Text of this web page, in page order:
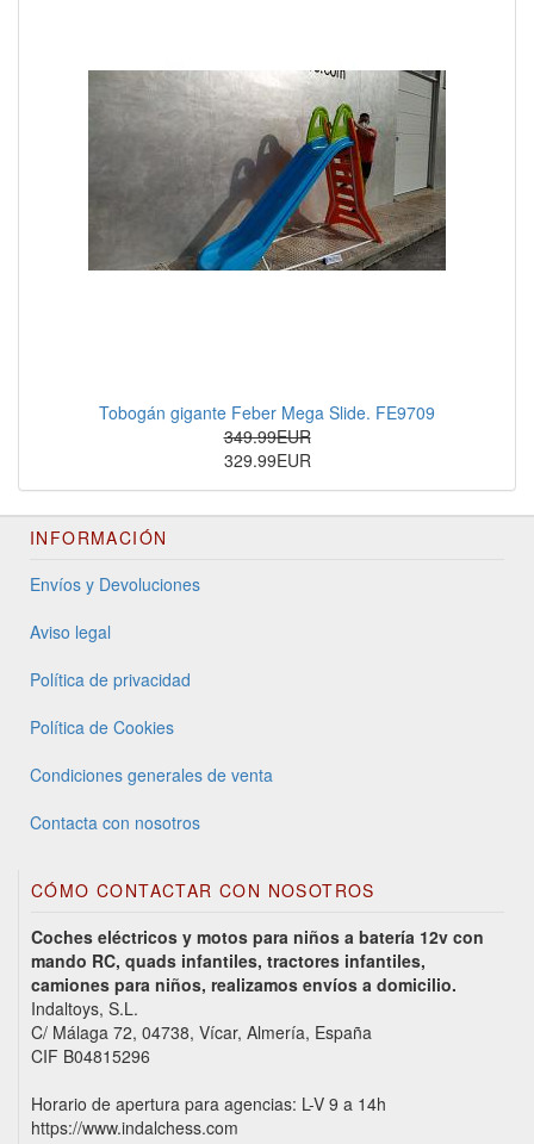
Tobogán gigante Feber Mega Slide. FE9709
349.99EUR
329.99EUR
INFORMACIÓN
Envíos y Devoluciones
Aviso legal
Política de privacidad
Política de Cookies
Condiciones generales de venta
Contacta con nosotros
CÓMO CONTACTAR CON NOSOTROS
Coches eléctricos y motos para niños a batería 12v con
mando RC, quads infantiles, tractores infantiles,
camiones para niños, realizamos envíos a domicilio.
Indaltoys, S.L.
C/ Málaga 72, 04738, Vícar, Almería, España
CIF B04815296
Horario de apertura para agencias: L-V 9 a 14h
https://www.indalchess.com